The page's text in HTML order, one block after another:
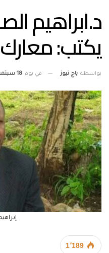
د.ابراهيم
يكتب:
بواسطة باج نيوز في يوم 18 سبتمبر 2025 7:12 ص
1٬189